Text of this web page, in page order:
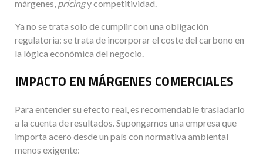
márgenes, pricingy competitividad.
Ya no se trata solo de cumplir con una obligación
regulatoria: se trata de incorporar el coste del carbono en
la lógica económica del negocio.
IMPACTO EN MÁRGENES COMERCIALES
Para entender su efecto real, es recomendable trasladarlo
a la cuenta de resultados. Supongamos una empresa que
importa acero desde un país con normativa ambiental
menos exigente: